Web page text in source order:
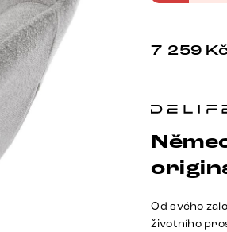
7 259 Kč
Od svého
životního